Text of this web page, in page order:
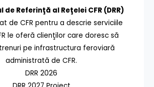
de Referinţă al Reţelei CFR (DRR)
de CFR pentru a descrie serviciile
le oferă clienţilor care doresc să
pe infrastructura feroviară
administrată de CFR.
DRR 2026